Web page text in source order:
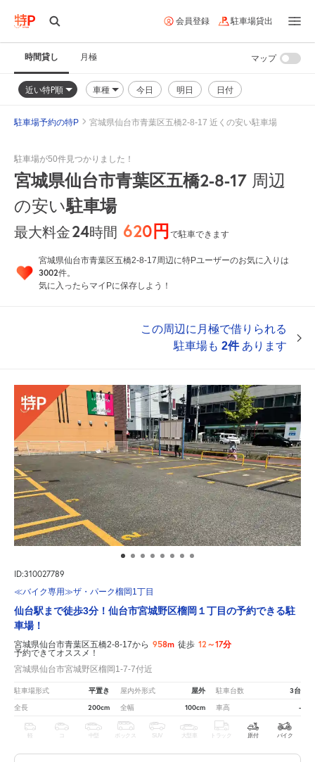
会員登録 駐車場貸出
時間貸し 月極
近い特P順 車種 今日 明日 日付
マップ
駐車場予約の特P 宮城県仙台市青葉区五橋2-8-17 近くの安い駐車場
駐車場が50件見つかりました！
宮城県仙台市青葉区五橋2-8-17 周辺
の安い駐車場
最大料金24時間 620円で駐車できます
宮城県仙台市青葉区五橋2-8-17周辺に特Pユーザーのお気に入りは
3002件。
気に入ったらマイPに保存しよう！
この周辺に月極で借りられる
駐車場も 2件あります
ID:310027789
≪バイク専用≫ザ・パーク榴岡1丁目
仙台駅まで徒歩3分！仙台市宮城野区榴岡１丁目の予約できる駐
車場！
宮城県仙台市青葉区五橋2-8-17から 958m 徒歩 12～17分
予約できてオススメ！
宮城県仙台市宮城野区榴岡1-7-7付近
駐車場形式 平置き 屋内外形式 屋外 駐車台数 3台
全長 200cm 全幅 100cm 車高 -
軽 中型 ボックス SUV 大型車 トラック 原付 バイク